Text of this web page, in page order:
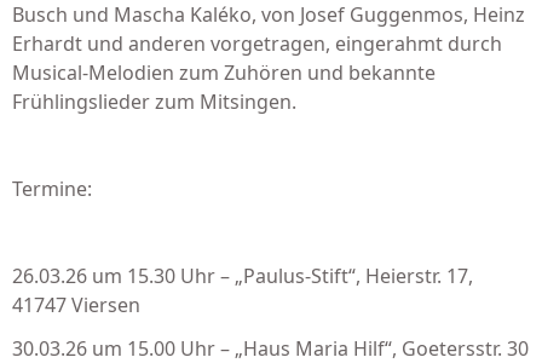
Busch und Mascha Kaléko, von Josef Guggenmos, Heinz
Erhardt und anderen vorgetragen, eingerahmt durch
Musical-Melodien zum Zuhören und bekannte
Frühlingslieder zum Mitsingen.
Termine:
26.03.26 um 15.30 Uhr – „Paulus-Stift“, Heierstr. 17,
41747 Viersen
30.03.26 um 15.00 Uhr – „Haus Maria Hilf“, Goetersstr. 30